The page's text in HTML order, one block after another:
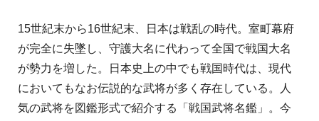
15世紀末から16世紀末、日本は戦乱の時代。室町幕府
が完全に失墜し、守護大名に代わって全国で戦国大名
が勢力を増した。日本史上の中でも戦国時代は、現代
においてもなお伝説的な武将が多く存在している。人
気の武将を図鑑形式で紹介する「戦国武将名鑑」。今